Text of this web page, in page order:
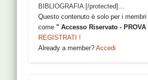
BIBLIOGRAFIA [/protected]...
Questo contenuto è solo per i membri
come" Accesso Riservato - PROVA
REGISTRATI !
Already a member?Accedi